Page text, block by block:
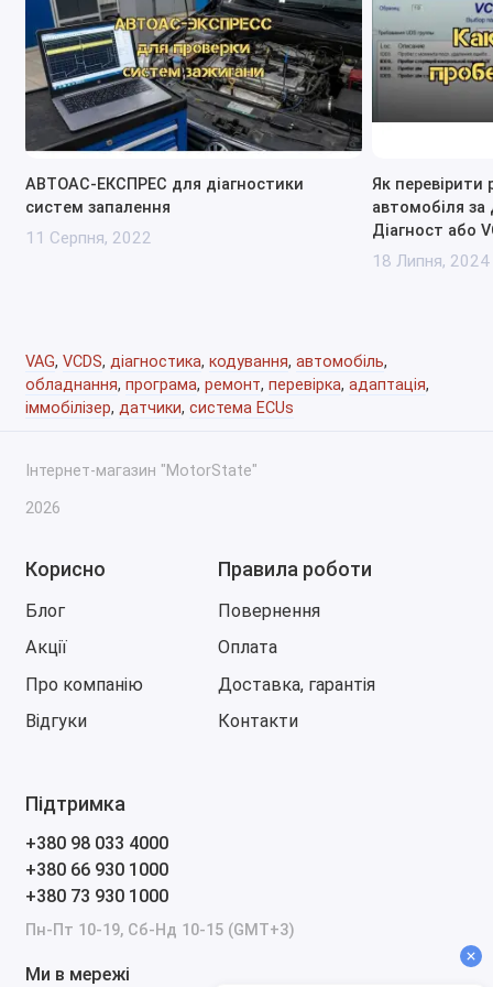
Увімкнення прихованих бітів
Габаритні вогні через ДХО
Деактивація відключення обігріву дзеркал та
заднього скла
Додатковий помах заднього склоочисника
Додатковий помах передніх склоочисників
Звук сповіщення про підключення телефону до
модуля Bluetooth
Зміна часу автономної роботи штатної магнітоли
Зміна частоти спрацьовування фароомивача
Комфортний покажчик повороту
Непряма діагностика КПП DSG-7
Непряма діагностика стану ланцюга на TSI
Непрямий контроль тиску в шинах ІІ покоління
Круїз-контроль на MaxiDot
Налаштування часу обігріву дзеркал та заднього
Налаштування датчика дощу
Налаштування допомоги у рульовому управлінні
(DSR)
Налаштування підсилювача гальмування (BAS)
Номер моделі блоку
Оповіщення про непристебнутий ремень водія
Відключення Corner під час руху заднім ходом
АВТОАС-ЕКСПРЕС для діагностики
систем запалення
11 Серпня, 2022
Як перевірити
автомобіля
Діагност або
18 Липня, 2024
VAG, VCDS, діагностика, кодування, автомобіль,
обладнання, програма, ремонт, перевірка, адаптація,
іммобілізер, датчики, система ECUs
Інтернет-магазин "MotorState"
2026
Корисно
Блог
Акції
Про компанію
Відгуки
Правила роботи
Повернення
Оплата
Доставка, гарантія
Контакти
Підтримка
+380 98 033 4000
+380 66 930 1000
+380 73 930 1000
Пн-Пт 10-19, Сб-Нд 10-15 (GMT+3)
Ми в мережі